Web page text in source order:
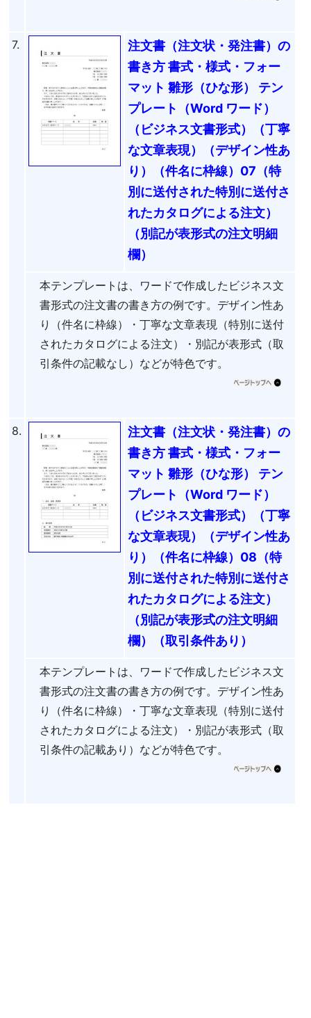
7.
注文書（注文状・発注書）の
書き方 書式・様式・フォー
マット 雛形（ひな形） テン
プレート（Word ワード）
（ビジネス文書形式）（丁寧
な文章表現）（デザイン性あ
り）（件名に枠線）07（特
別に送付された特別に送付さ
れたカタログによる注文）
（別記が表形式の注文明細
欄）
本テンプレートは、ワードで作成したビジネス文
書形式の注文書の書き方の例です。デザイン性あ
り（件名に枠線）・丁寧な文章表現（特別に送付
されたカタログによる注文）・別記が表形式（取
引条件の記載なし）などが特色です。
8.
注文書（注文状・発注書）の
書き方 書式・様式・フォー
マット 雛形（ひな形） テン
プレート（Word ワード）
（ビジネス文書形式）（丁寧
な文章表現）（デザイン性あ
り）（件名に枠線）08（特
別に送付された特別に送付さ
れたカタログによる注文）
（別記が表形式の注文明細
欄）（取引条件あり）
本テンプレートは、ワードで作成したビジネス文
書形式の注文書の書き方の例です。デザイン性あ
り（件名に枠線）・丁寧な文章表現（特別に送付
されたカタログによる注文）・別記が表形式（取
引条件の記載あり）などが特色です。